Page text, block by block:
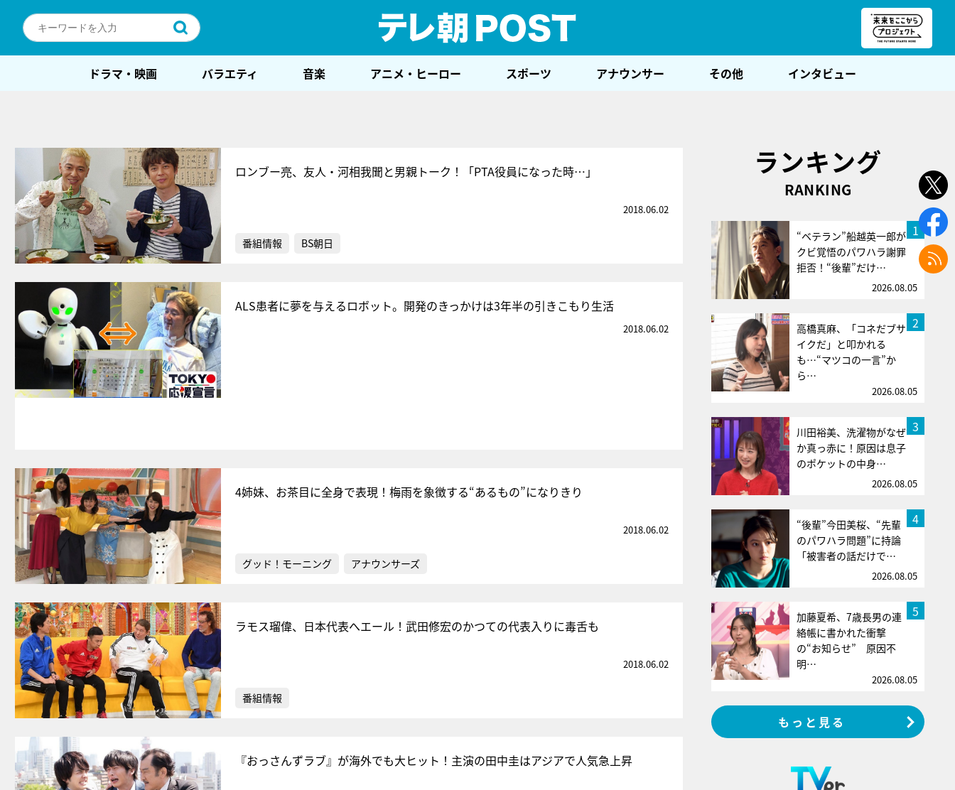
ドラマ・映画 バラエティ 音楽 アニメ・ヒーロー スポーツ アナウンサー その他 インタビュー
ロンブー亮、友人・河相我聞と男親トーク！「PTA役員になった時…」
2018.06.02
番組情報 BS朝日
ALS患者に夢を与えるロボット。開発のきっかけは3年半の引きこもり生活
2018.06.02
4姉妹、お茶目に全身で表現！梅雨を象徴する“あるもの”になりきり
2018.06.02
グッド！モーニング アナウンサーズ
ラモス瑠偉、日本代表へエール！武田修宏のかつての代表入りに毒舌も
2018.06.02
番組情報
『おっさんずラブ』が海外でも大ヒット！主演の田中圭はアジアで人気急上昇
ランキング
RANKING
1
“ベテラン”船越英一郎が
クビ覚悟のパワハラ謝罪
拒否！“後輩”だけ…
2026.08.05
2
高橋真麻、「コネだブサ
イクだ」と叩かれる
も…“マツコの一言”か
ら…
2026.08.05
3
川田裕美、洗濯物がなぜ
か真っ赤に！原因は息子
のポケットの中身…
2026.08.05
4
“後輩”今田美桜、“先輩
のパワハラ問題”に持論
「被害者の話だけで…
2026.08.05
5
加藤夏希、7歳長男の連
絡帳に書かれた衝撃
の“お知らせ” 原因不
明…
2026.08.05
もっと見る